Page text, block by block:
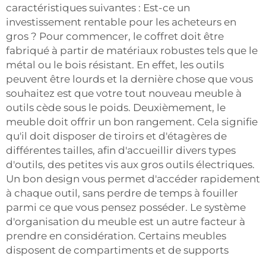
caractéristiques suivantes : Est-ce un
investissement rentable pour les acheteurs en
gros ? Pour commencer, le coffret doit être
fabriqué à partir de matériaux robustes tels que le
métal ou le bois résistant. En effet, les outils
peuvent être lourds et la dernière chose que vous
souhaitez est que votre tout nouveau meuble à
outils cède sous le poids. Deuxièmement, le
meuble doit offrir un bon rangement. Cela signifie
qu'il doit disposer de tiroirs et d'étagères de
différentes tailles, afin d'accueillir divers types
d'outils, des petites vis aux gros outils électriques.
Un bon design vous permet d'accéder rapidement
à chaque outil, sans perdre de temps à fouiller
parmi ce que vous pensez posséder. Le système
d'organisation du meuble est un autre facteur à
prendre en considération. Certains meubles
disposent de compartiments et de supports